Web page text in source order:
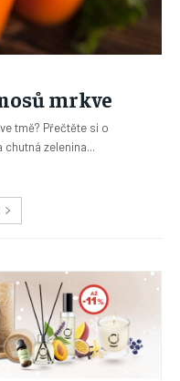
mrkve
tmě? Přečtěte si o
zelenina...